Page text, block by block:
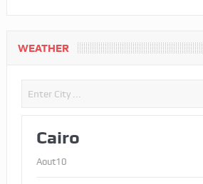
WEATHER
Cairo
Aout10